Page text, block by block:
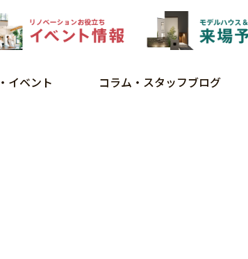
イベント コラム・スタッフブログ